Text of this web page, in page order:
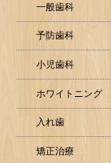
一般歯科
予防歯科
小児歯科
ホワイトニング
入れ歯
矯正治療